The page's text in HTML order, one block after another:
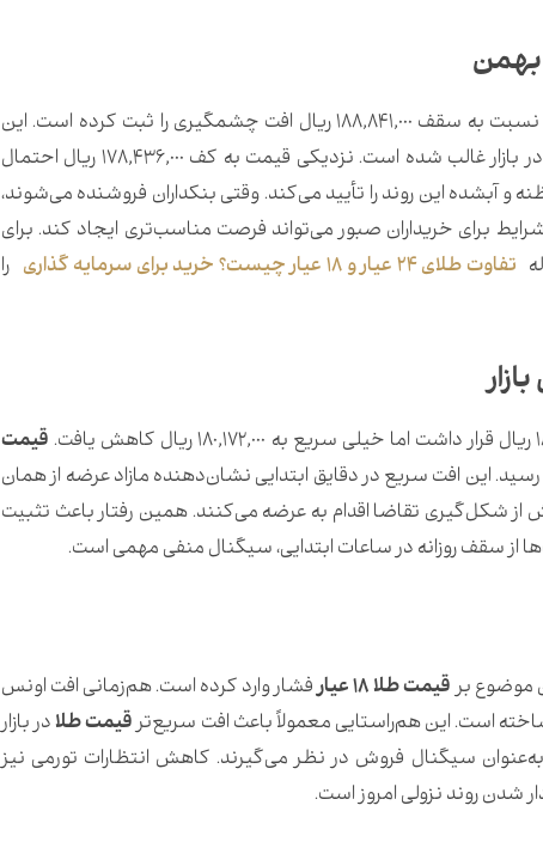
امروز به 180,172,000 ریال رسیده و نسبت به سقف 188,841,000 ریال افت چشمگیری را ثبت کرده است. این
کاهش 8,659,000 ریالی نشان می‌دهد فشار فروش در بازار غالب شده است. نزدیکی قیمت به کف 178,436,000 ریال احتمال
آبشده این روند را تأیید می‌کند. وقتی بنکداران فروشنده می‌شوند،
برای خریداران صبور می‌تواند فرصت مناسب‌تری ایجاد کند. برای
تفاوت‌ طلای 24 عیار و 18 عیار چیست؟​ خرید برای سرمایه گذاری
را
قیمت
از 1,860,100,000 ریال به 1,850,050,000 ریال رسید. این افت سریع در دقایق ابتدایی نشان‌دهنده مازاد عرضه از همان
شکل‌گیری تقاضا اقدام به عرضه می‌کنند. همین رفتار باعث تثبیت
از سقف روزانه در ساعات ابتدایی، سیگنال منفی مهمی است.
موضوع برقیمت طلا 18 عیار
فشار وارد کرده است. هم‌زمانی افت اونس
است. این هم‌راستایی معمولاً باعث افت سریع‌ترقیمت طلادر بازار
سیگنال فروش در نظر می‌گیرند. کاهش انتظارات تورمی نیز
شدن روند نزولی امروز است.